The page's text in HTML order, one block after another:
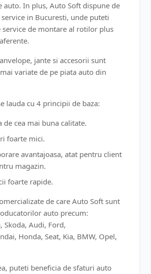
auto. In plus, Auto Soft dispune de
in Bucuresti, unde puteti
service de montare al rotilor plus
jante si accesorii sunt
variate de pe piata auto din
lauda cu 4 principii de baza:
de cea mai buna calitate.
foarte mici.
avantajoasa, atat pentru client
magazin.
foarte rapide.
de care Auto Soft sunt
auto precum:
Skoda, Audi, Ford,
Honda, Seat, Kia, BMW, Opel,
puteti beneficia de sfaturi auto